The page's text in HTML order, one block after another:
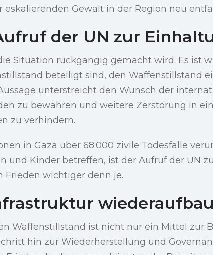
eskalierenden Gewalt in der Region neu
der UN zur
Situation rückgängig gemacht wird. Es ist
beteiligt sind, den Waffenstillstand
unterstreicht den Wunsch der
zu bewahren und weitere Zerstörung in
zu verhindern.
in Gaza über 68.000 zivile Todesfälle
und Kinder betreffen, ist der Aufruf der UN
wichtiger denn je.
Waffenstillstand ist nicht nur ein Mittel zur
hin zur Wiederherstellung und